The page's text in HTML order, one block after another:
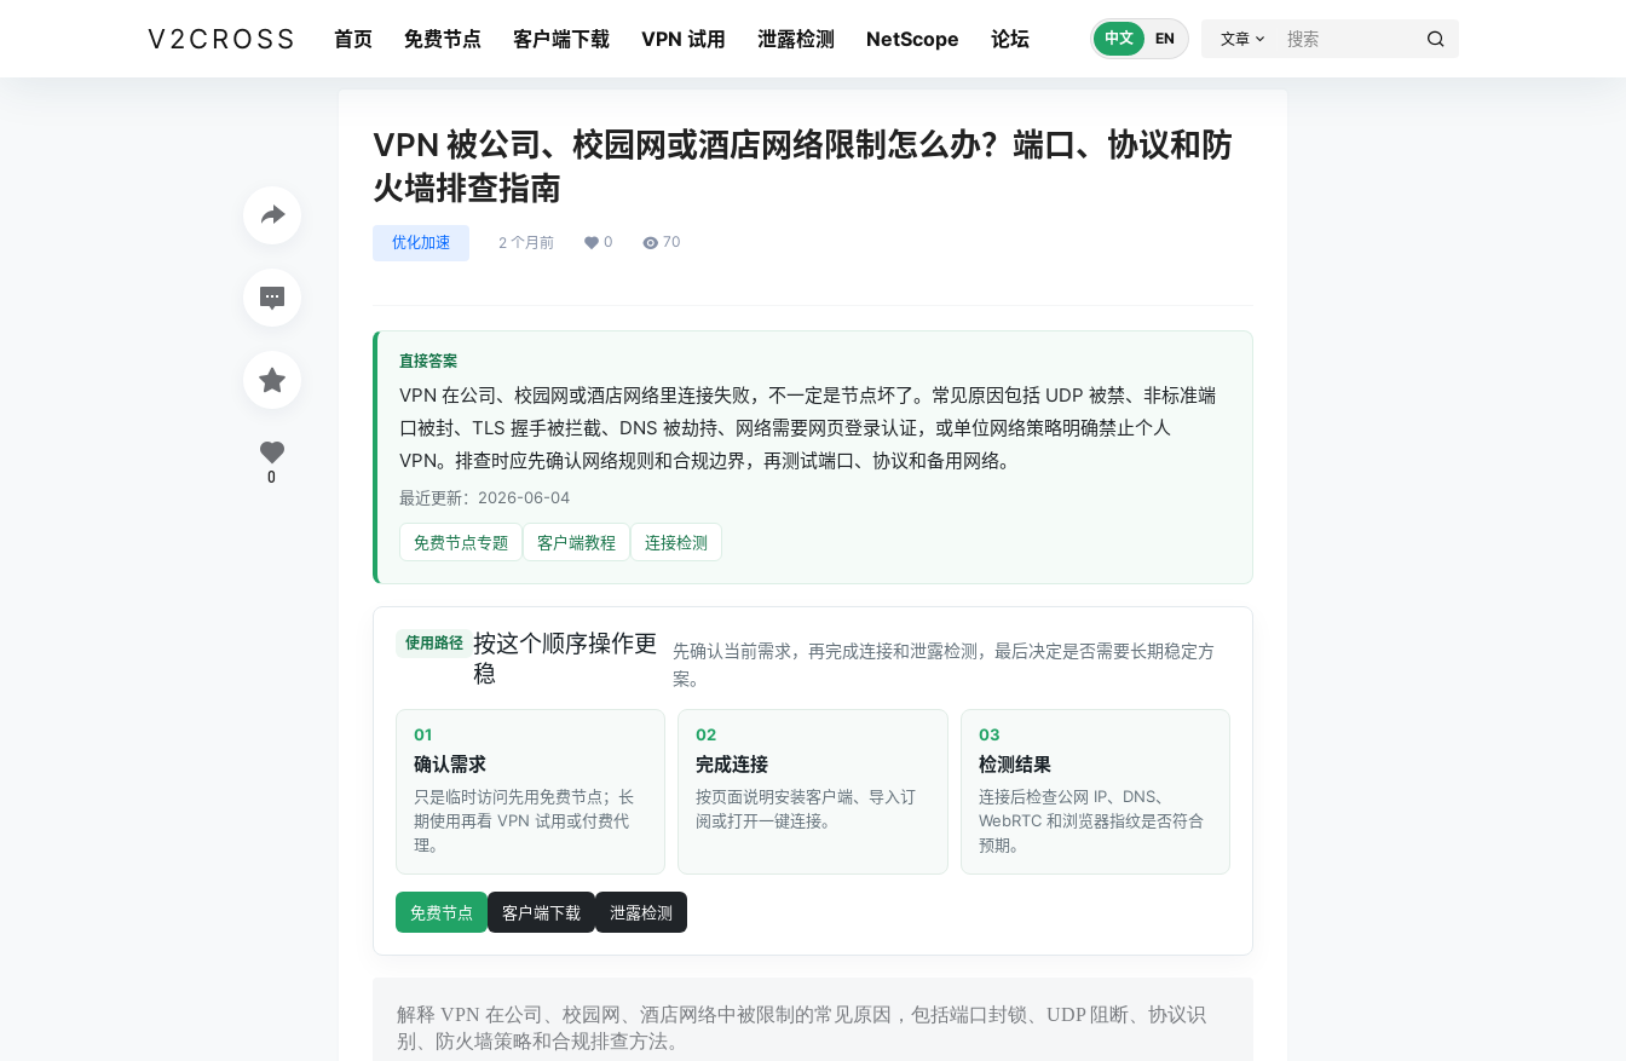
V2CROSS 首页 免费节点 客户端下载 VPN 试用 泄露检测 NetScope 论坛 中文 EN 文章
VPN 被公司、校园网或酒店网络限制怎么办？端口、协议和防
火墙排查指南
优化加速 2 个月前 0 70
直接答案
VPN 在公司、校园网或酒店网络里连接失败，不一定是节点坏了。常见原因包括 UDP 被禁、非标准端
口被封、TLS 握手被拦截、DNS 被劫持、网络需要网页登录认证，或单位网络策略明确禁止个人
VPN。排查时应先确认网络规则和合规边界，再测试端口、协议和备用网络。
最近更新：2026-06-04
免费节点专题 客户端教程 连接检测
使用路径 按这个顺序操作更
稳
先确认当前需求，再完成连接和泄露检测，最后决定是否需要长期稳定方
案。
01
确认需求
只是临时访问先用免费节点；长
期使用再看 VPN 试用或付费代
理。
02
完成连接
按页面说明安装客户端、导入订
阅或打开一键连接。
03
检测结果
连接后检查公网 IP、DNS、
WebRTC 和浏览器指纹是否符合
预期。
免费节点 客户端下载 泄露检测
解释 VPN 在公司、校园网、酒店网络中被限制的常见原因，包括端口封锁、UDP 阻断、协议识
别、防火墙策略和合规排查方法。
0